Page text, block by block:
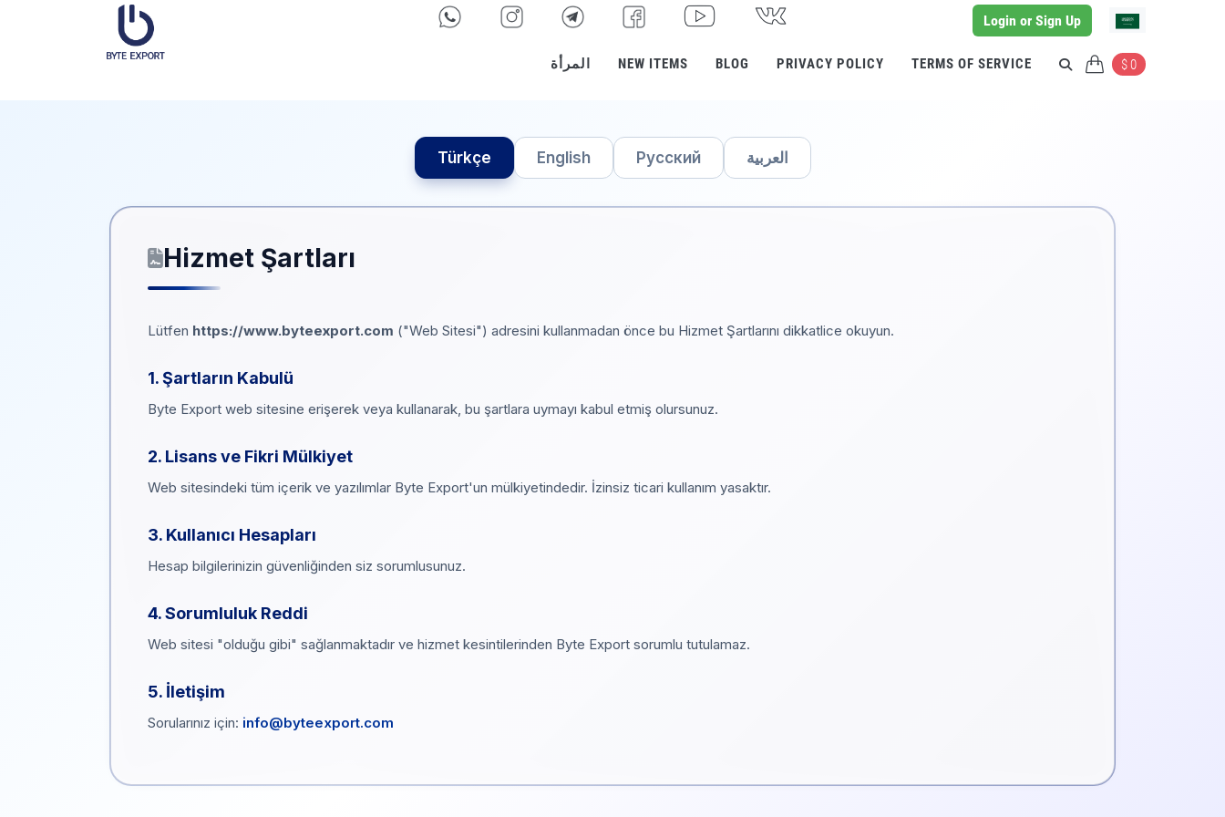
Login or Sign Up
المرأة NEW ITEMS BLOG PRIVACY POLICY TERMS OF SERVICE $ 0
Türkçe English Русский العربية
Hizmet Şartları
Lütfen https://www.byteexport.com ("Web Sitesi") adresini kullanmadan önce bu Hizmet Şartlarını dikkatlice okuyun.
1. Şartların Kabulü
Byte Export web sitesine erişerek veya kullanarak, bu şartlara uymayı kabul etmiş olursunuz.
2. Lisans ve Fikri Mülkiyet
Web sitesindeki tüm içerik ve yazılımlar Byte Export'un mülkiyetindedir. İzinsiz ticari kullanım yasaktır.
3. Kullanıcı Hesapları
Hesap bilgilerinizin güvenliğinden siz sorumlusunuz.
4. Sorumluluk Reddi
Web sitesi "olduğu gibi" sağlanmaktadır ve hizmet kesintilerinden Byte Export sorumlu tutulamaz.
5. İletişim
Sorularınız için: info@byteexport.com